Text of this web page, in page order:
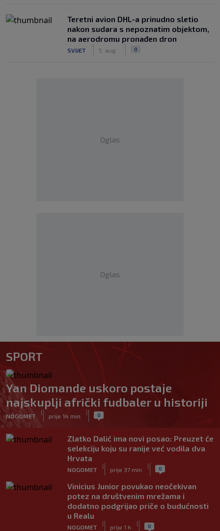
Teretni avion DHL-a prinudno sletio
nakon sudara s nepoznatim objektom,
na aerodromu pronađen dron
SVIJET 5. aug. 0
Oglas
Oglas
SPORT
Yan Diomande uskoro postaje
najskuplji afrički fudbaler u historiji
NOGOMET
|
prije 14 min
| 0
Zlatko Dalić ima novi posao: Preuzet će
selekciju koju su ranije već vodila dva
Hrvata
NOGOMET
|
prije 37 min
| 0
Vinicius Junior povukao neočekivan
potez na društvenim mrežama i
dodatno podgrijao priče o budućnosti
u Realu
NOGOMET
|
prije 1 h
| 0